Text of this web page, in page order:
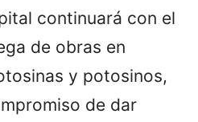
continuará con el
de obras en
y potosinos,
de dar